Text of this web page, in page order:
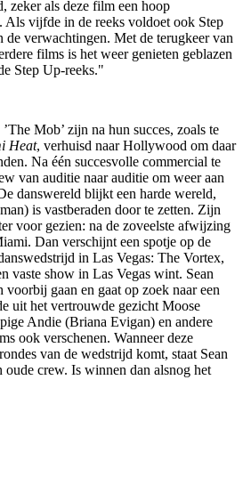
zeker als deze film een hoop
Als vijfde in de reeks voldoet ook Step
verwachtingen. Met de terugkeer van
films is het weer genieten geblazen
Step Up-reeks."
Mob’ zijn na hun succes, zoals te
Heat, verhuisd naar Hollywood om daar
Na één succesvolle commercial te
van auditie naar auditie om weer aan
danswereld blijkt een harde wereld,
is vastberaden door te zetten. Zijn
voor gezien: na de zoveelste afwijzing
Dan verschijnt een spotje op de
in Las Vegas: The Vortex,
vaste show in Las Vegas wint. Sean
voorbij gaan en gaat op zoek naar een
uit het vertrouwde gezicht Moose
Andie (Briana Evigan) en andere
ook verschenen. Wanneer deze
van de wedstrijd komt, staat Sean
crew. Is winnen dan alsnog het